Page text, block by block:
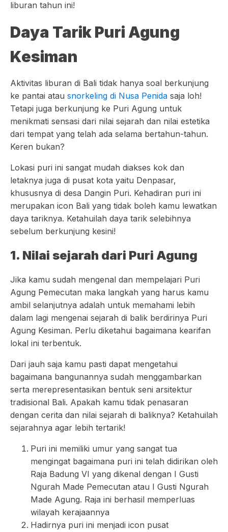
liburan tahun ini!
Daya Tarik Puri Agung
Kesiman
Aktivitas liburan di Bali tidak hanya soal berkunjung
ke pantai atau snorkeling di Nusa Penida saja loh!
Tetapi juga berkunjung ke Puri Agung untuk
menikmati sensasi dari nilai sejarah dan nilai estetika
dari tempat yang telah ada selama bertahun-tahun.
Keren bukan?
Lokasi puri ini sangat mudah diakses kok dan
letaknya juga di pusat kota yaitu Denpasar,
khususnya di desa Dangin Puri. Kehadiran puri ini
merupakan icon Bali yang tidak boleh kamu lewatkan
daya tariknya. Ketahuilah daya tarik selebihnya
sebelum berkunjung kesini!
1. Nilai sejarah dari Puri Agung
Jika kamu sudah mengenal dan mempelajari Puri
Agung Pemecutan maka langkah yang harus kamu
ambil selanjutnya adalah untuk memahami lebih
dalam lagi mengenai sejarah di balik berdirinya Puri
Agung Kesiman. Perlu diketahui bagaimana kearifan
lokal ini terbentuk.
Dari jauh saja kamu pasti dapat mengetahui
bagaimana bangunannya sudah menggambarkan
serta merepresentasikan bentuk seni arsitektur
tradisional Bali. Apakah kamu tidak penasaran
dengan cerita dan nilai sejarah di baliknya? Ketahuilah
sejarahnya agar lebih tertarik!
Puri ini memiliki umur yang sangat tua
mengingat bagaimana puri ini telah didirikan oleh
Raja Badung VI yang dikenal dengan I Gusti
Ngurah Made Pemecutan atau I Gusti Ngurah
Made Agung. Raja ini berhasil memperluas
wilayah kerajaannya
Hadirnya puri ini menjadi icon pusat